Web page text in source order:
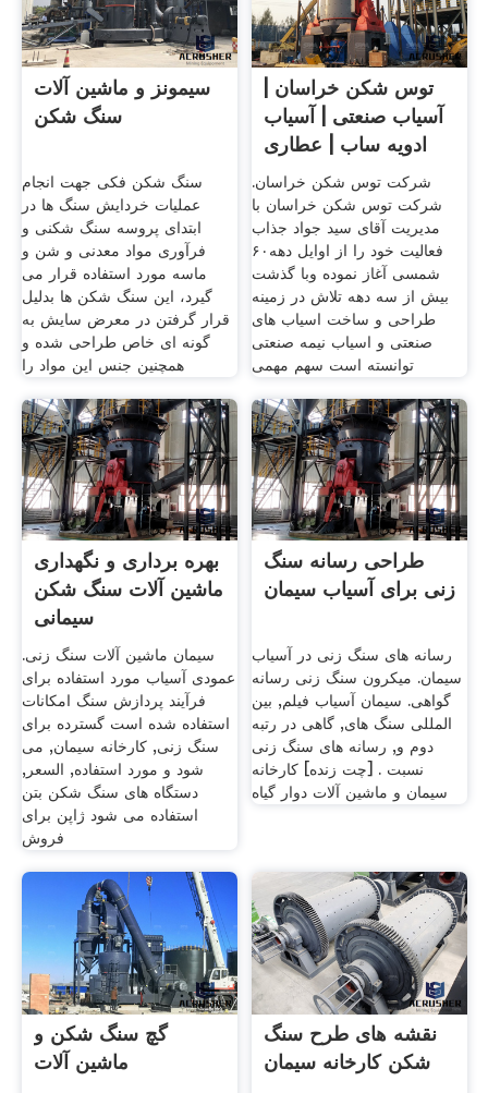
سیمونز و ماشین آلات
سنگ شکن
سنگ شکن فکی جهت انجام
عملیات خردایش سنگ ها در
ابتدای پروسه سنگ شکنی و
فرآوری مواد معدنی و شن و
ماسه مورد استفاده قرار می
گیرد، این سنگ شکن ها بدلیل
قرار گرفتن در معرض سایش به
گونه ای خاص طراحی شده و
همچنین جنس این مواد را
توس شکن خراسان |
آسیاب صنعتی | آسیاب
ادویه ساب | عطاری
شرکت توس شکن خراسان.
شرکت توس شکن خراسان با
مدیریت آقای سید جواد جذاب
فعالیت خود را از اوایل دهه۶۰
شمسی آغاز نموده وبا گذشت
بیش از سه دهه تلاش در زمینه
طراحی و ساخت اسیاب های
صنعتی و اسیاب نیمه صنعتی
توانسته است سهم مهمی
بهره برداری و نگهداری
ماشین آلات سنگ شکن
سیمانی
سیمان ماشین آلات سنگ زنی.
عمودی آسیاب مورد استفاده برای
فرآیند پردازش سنگ امکانات
استفاده شده است گسترده برای
سنگ زنی, کارخانه سیمان, می
شود و مورد استفاده, السعر,
دستگاه های سنگ شکن بتن
استفاده می شود ژاپن برای
فروش
طراحی رسانه سنگ
زنی برای آسیاب سیمان
رسانه های سنگ زنی در آسیاب
سیمان. میکرون سنگ زنی رسانه
گواهی. سیمان آسیاب فیلم, بین
المللی سنگ های, گاهی در رتبه
دوم و, رسانه های سنگ زنی
نسبت . [چت زنده] کارخانه
سیمان و ماشین آلات دوار گیاه
گچ سنگ شکن و
ماشین آلات
نقشه های طرح سنگ
شکن کارخانه سیمان